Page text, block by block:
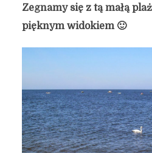
Zegnamy się z tą małą
pięknym widokiem 🙂